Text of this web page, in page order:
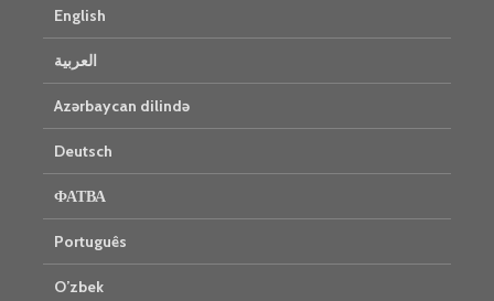
English
العربية
Azərbaycan dilində
Deutsch
ФАТВА
Português
O’zbek